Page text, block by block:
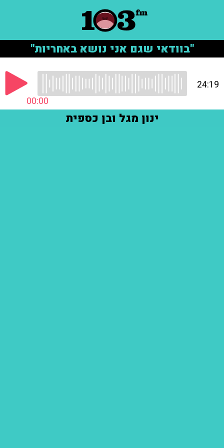
"בוודאי שגם אני נושא באחריות"
00:00
24:19
ינון מגל ובן כספית